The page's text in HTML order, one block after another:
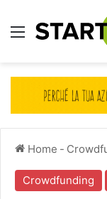
Menu
Home -
Crowdfunding